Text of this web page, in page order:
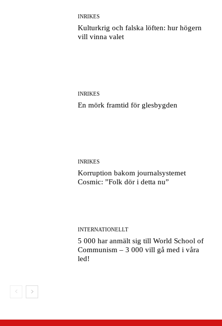
INRIKES
Kulturkrig och falska löften: hur högern
vill vinna valet
INRIKES
En mörk framtid för glesbygden
INRIKES
Korruption bakom journalsystemet
Cosmic: ”Folk dör i detta nu”
INTERNATIONELLT
5 000 har anmält sig till World School of
Communism – 3 000 vill gå med i våra
led!